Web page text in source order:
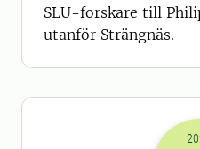
SLU-forskare till
utanför Strängnäs.